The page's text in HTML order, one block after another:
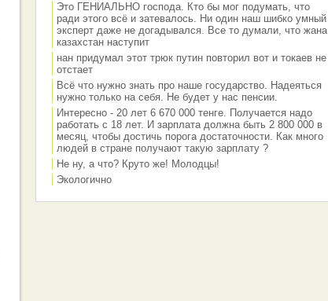
Это ГЕНИАЛЬНО господа. Кто бы мог подумать, что
ради этого всё и затевалось. Ни один наш шибко умный
эксперт даже не догадывался. Все то думали, что жана
казахстан наступит
нан придумал этот трюк путин повторил вот и токаев не
отстает
Всё что нужно знать про наше государство. Надеяться
нужно только на себя. Не будет у нас пенсии.
Интересно - 20 лет 6 670 000 тенге. Получается надо
работать с 18 лет. И зарплата должна быть 2 800 000 в
месяц, чтобы достичь порога достаточности. Как много
людей в стране получают такую зарплату ?
Не ну, а что? Круто же! Молодцы!
Экологично